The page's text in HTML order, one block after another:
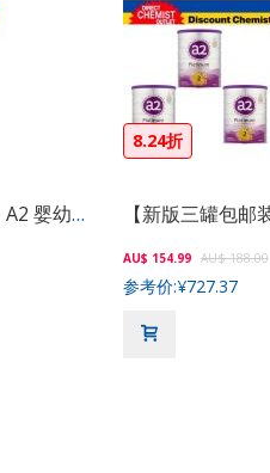
【新版三罐包邮】A2 婴幼儿奶粉3段 900g
8.24折
AU$ 154.99 AU$ 188.00
参考价:¥727.37